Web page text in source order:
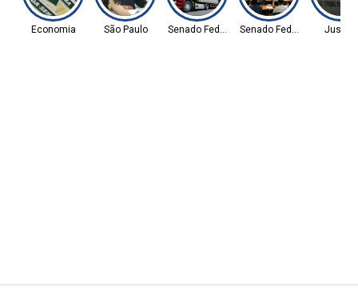
Economia São Paulo Senado Federal Senado Federal Justiça